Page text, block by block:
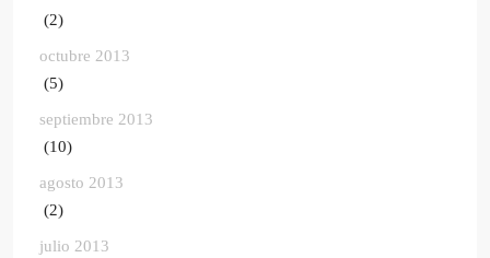
(2)
octubre 2013
(5)
septiembre 2013
(10)
agosto 2013
(2)
julio 2013